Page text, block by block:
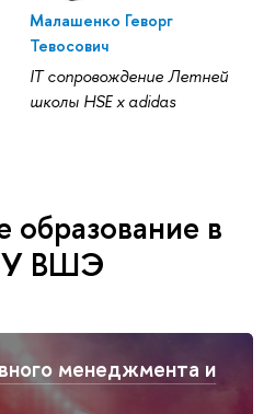
Малашенко Геворг
Тевосович
IT сопровождение Летней
школы HSE x adidas
образование в
ВШЭ
менеджмента и